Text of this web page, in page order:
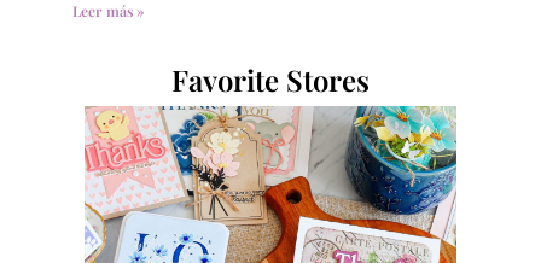
Leer más »
Favorite Stores